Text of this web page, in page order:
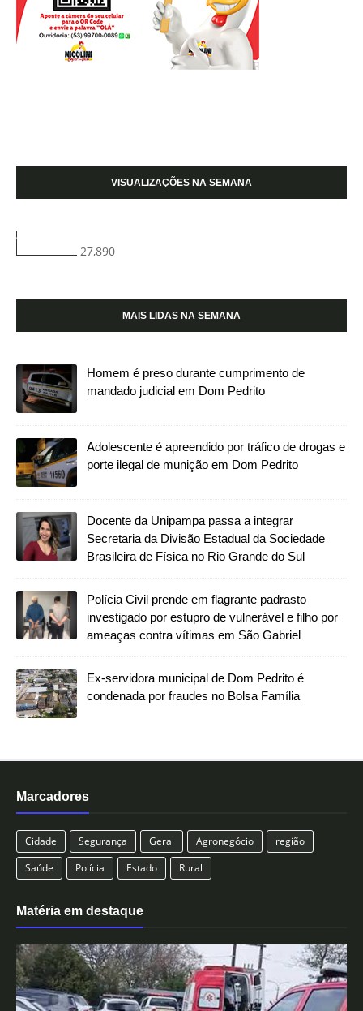
VISUALIZAÇÕES NA SEMANA
27,890
MAIS LIDAS NA SEMANA
Homem é preso durante cumprimento de
mandado judicial em Dom Pedrito
Adolescente é apreendido por tráfico de drogas e
porte ilegal de munição em Dom Pedrito
Docente da Unipampa passa a integrar
Secretaria da Divisão Estadual da Sociedade
Brasileira de Física no Rio Grande do Sul
Polícia Civil prende em flagrante padrasto
investigado por estupro de vulnerável e filho por
ameaças contra vítimas em São Gabriel
Ex-servidora municipal de Dom Pedrito é
condenada por fraudes no Bolsa Família
Marcadores
Cidade Segurança Geral Agronegócio
região
Saúde
Polícia Estado Rural
Matéria em destaque